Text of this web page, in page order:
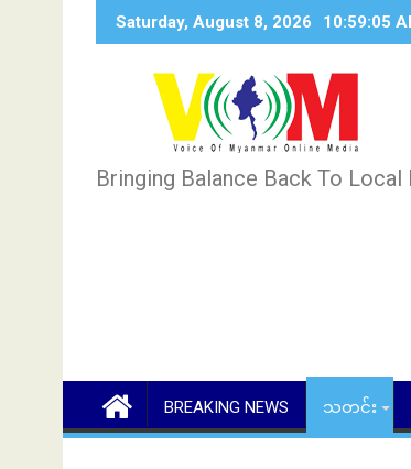
Saturday, August 8, 2026 10:59:06
Bringing Balance Back To Local
BREAKING NEWS သတင်း